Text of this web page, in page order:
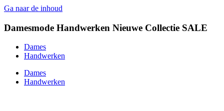
Ga naar de inhoud
Damesmode Handwerken Nieuwe Collectie SALE
Dames
Handwerken
Dames
Handwerken